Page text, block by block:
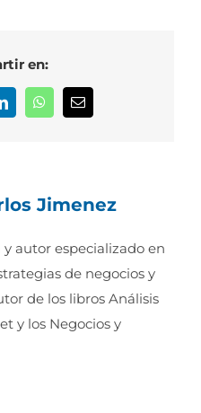
en:
LinkedInWhatsAppCorreo
electrónico
Jimenez
autor especializado en
de negocios y
de los libros Análisis
y los Negocios y